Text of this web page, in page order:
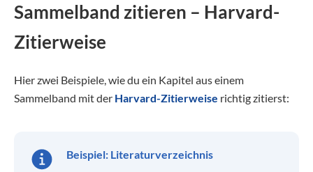
Sammelband zitieren – Harvard-
Zitierweise
Hier zwei Beispiele, wie du ein Kapitel aus einem
Sammelband mit der Harvard-Zitierweise richtig zitierst:
Beispiel: Literaturverzeichnis